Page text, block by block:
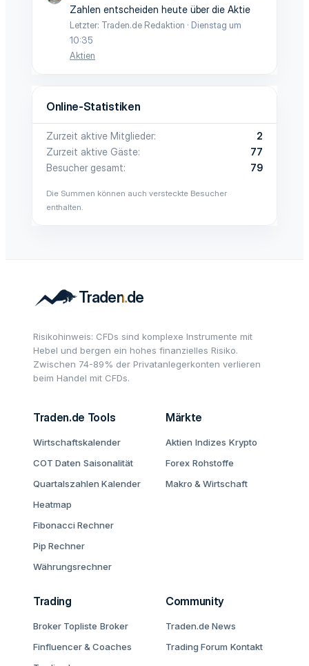
Zahlen entscheiden heute über die Aktie
Letzter: Traden.de Redaktion
Dienstag um
10:35
Aktien
Online-Statistiken
Zurzeit aktive Mitglieder
2
Zurzeit aktive Gäste
77
Besucher gesamt
79
Die Summen können auch versteckte Besucher
enthalten.
Risikohinweis: CFDs sind komplexe Instrumente mit
Hebel und bergen ein hohes finanzielles Risiko.
Zwischen 74-89% der Privatanlegerkonten verlieren
beim Handel mit CFDs.
Traden.de Tools
Wirtschaftskalender
COT Daten Saisonalität
Quartalszahlen Kalender
Heatmap
Fibonacci Rechner
Pip Rechner
Währungsrechner
Märkte
Aktien Indizes Krypto
Forex Rohstoffe
Makro & Wirtschaft
Trading
Broker Topliste Broker
Finfluencer & Coaches
Community
Traden.de News
Trading Forum Kontakt